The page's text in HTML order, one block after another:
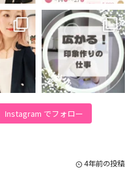
Instagram でフォロー
4年前の投稿